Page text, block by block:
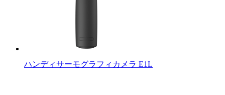
ハンディサーモグラフィカメラ E1L